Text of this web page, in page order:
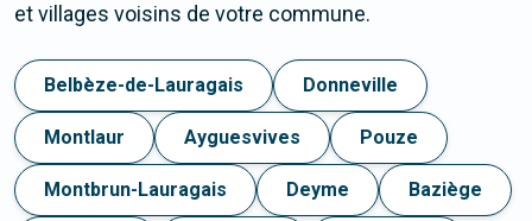
et villages voisins de votre commune.
Belbèze-de-Lauragais Donneville
Montlaur Ayguesvives Pouze
Montbrun-Lauragais Deyme Baziège